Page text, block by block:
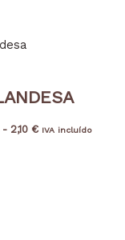
- 2,10 €
1,80 €
IVA incluído